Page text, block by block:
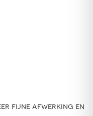
fijne afwerking en